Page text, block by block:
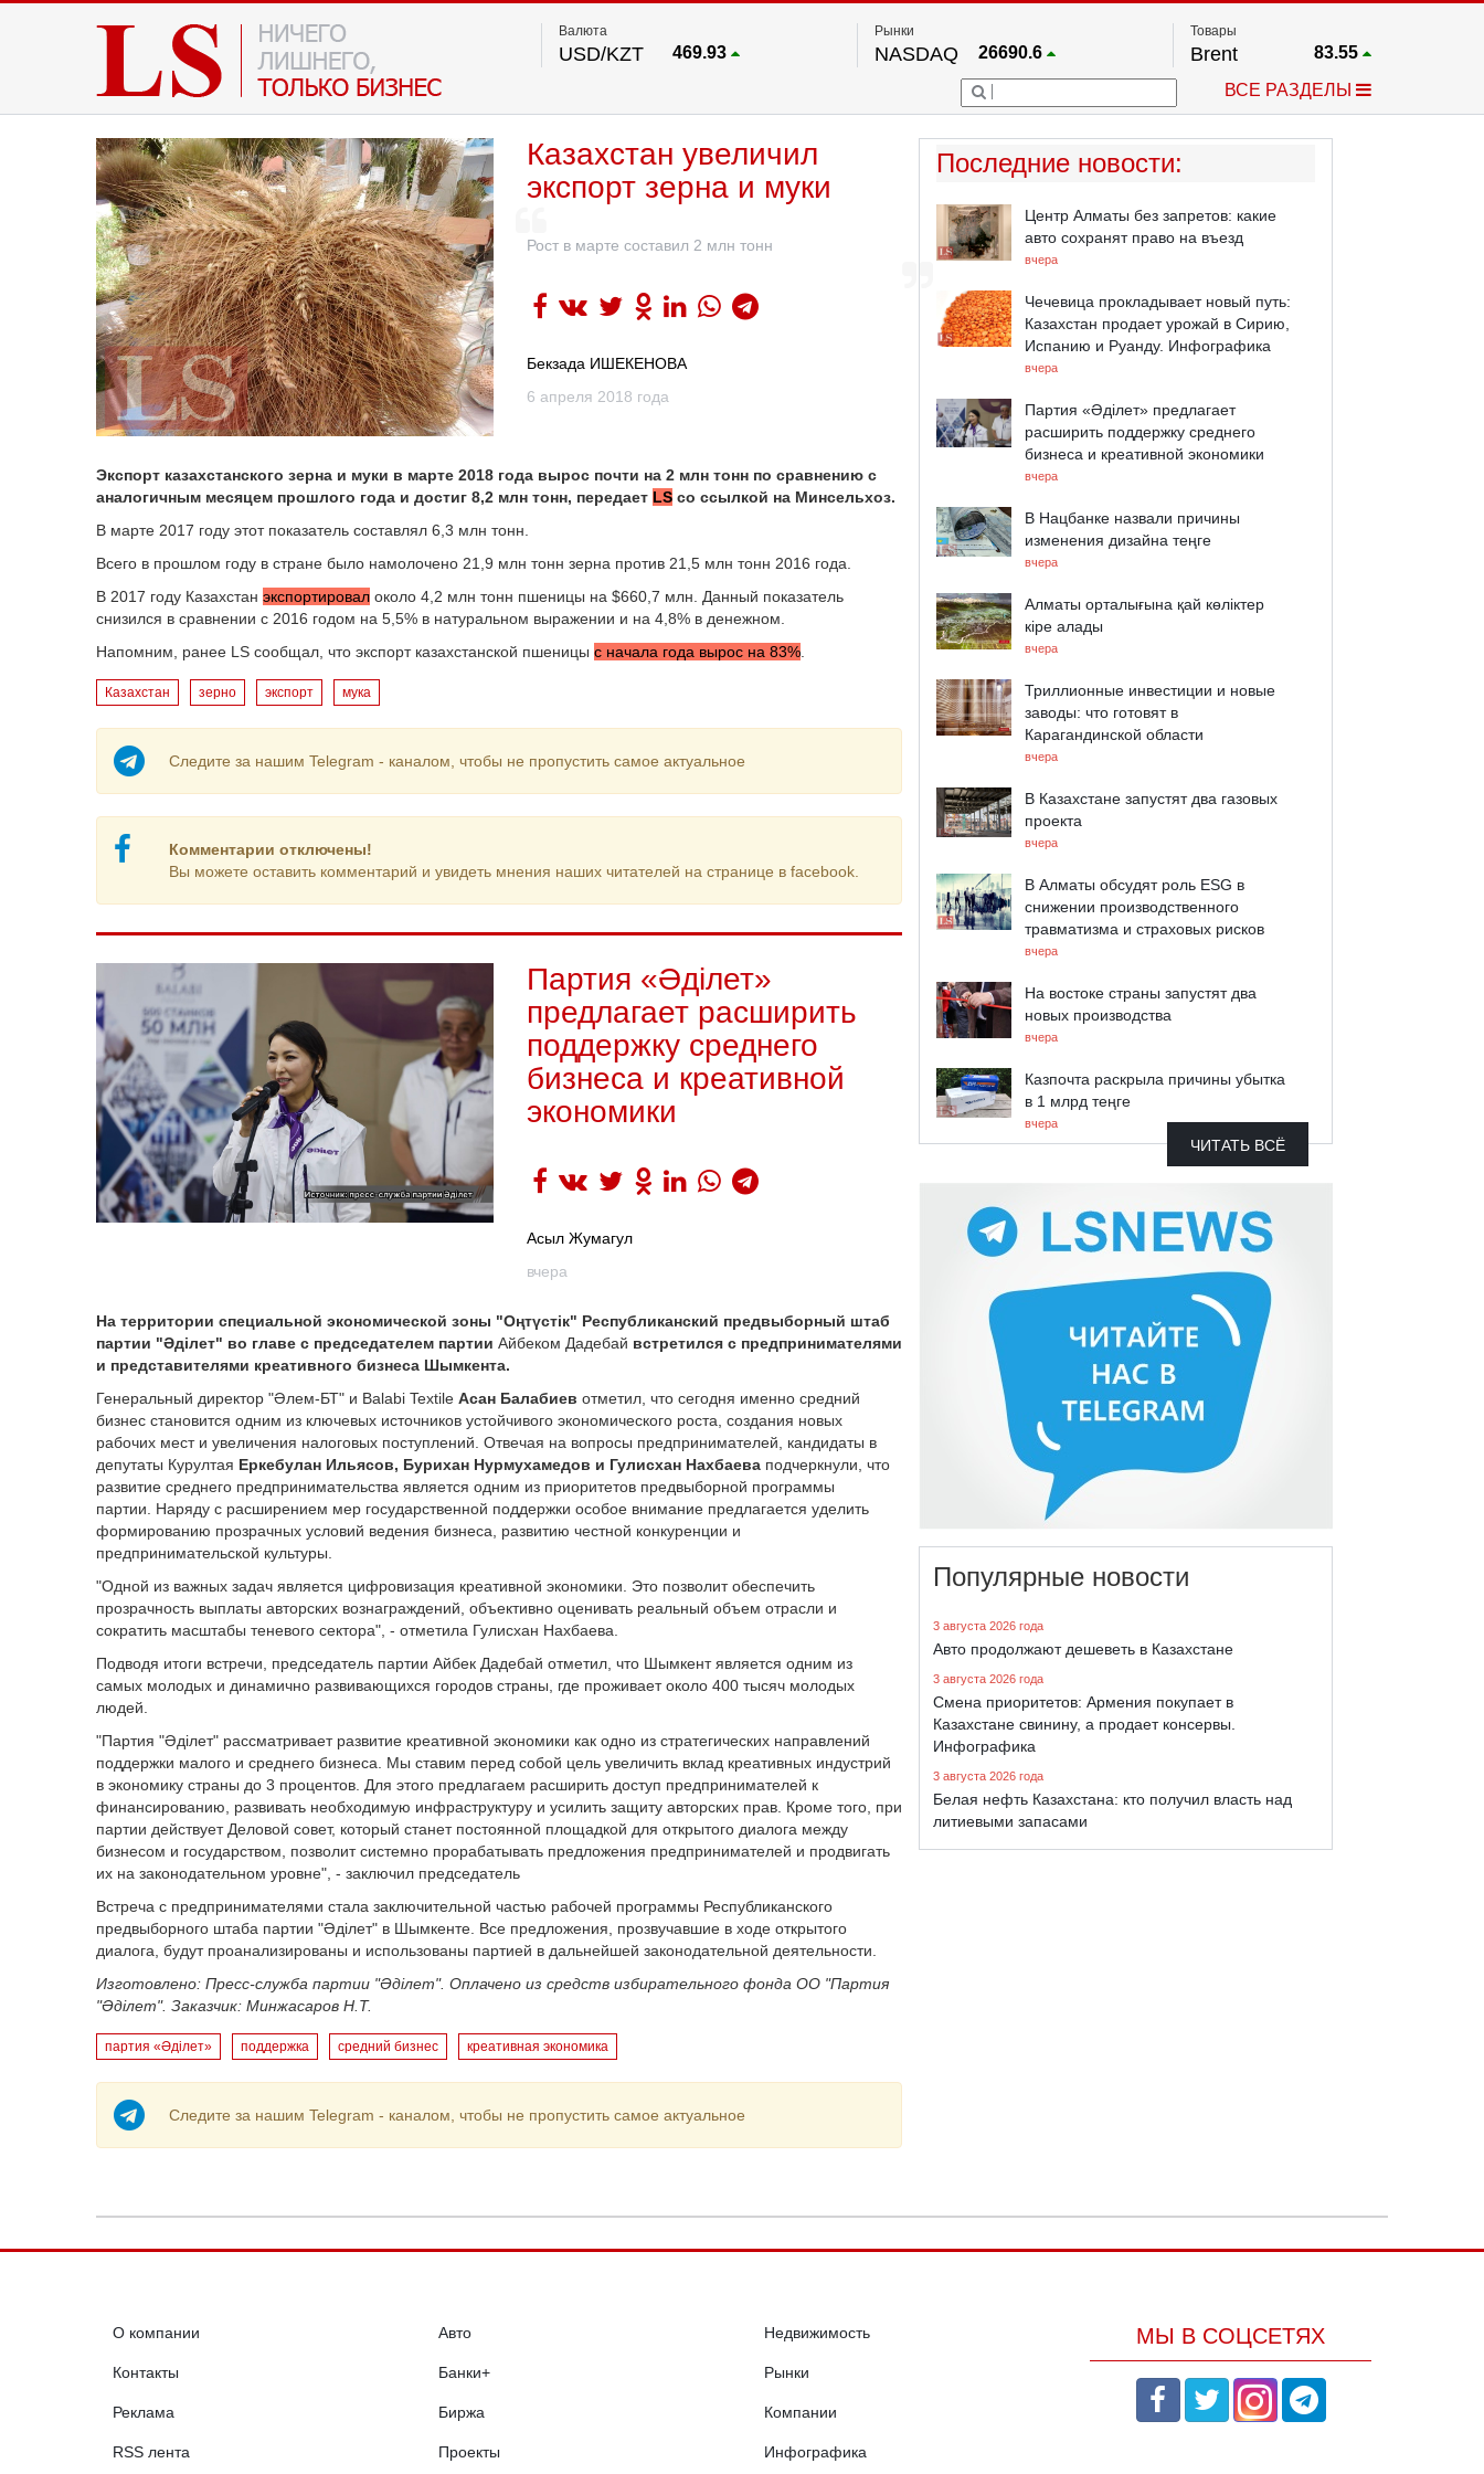
Валюта
USD/KZT 469.93
Рынки
NASDAQ 26690.6
FTSE 100 67.17
54036.9
S&P 500
24595.2
Товары
Brent 83.55
Платина
2.662
ВСЕ РАЗДЕЛЫ
Казахстан увеличил
экспорт зерна и муки
Рост в марте составил 2 млн тонн
Бекзада ИШЕКЕНОВА
6 апреля 2018 года
Экспорт казахстанского зерна и муки в марте 2018 года вырос почти на 2 млн тонн по сравнению с
аналогичным месяцем прошлого года и достиг 8,2 млн тонн, передает LS со ссылкой на Минсельхоз.
В марте 2017 году этот показатель составлял 6,3 млн тонн.
Всего в прошлом году в стране было намолочено 21,9 млн тонн зерна против 21,5 млн тонн 2016 года.
В 2017 году Казахстан экспортировал около 4,2 млн тонн пшеницы на $660,7 млн. Данный показатель
снизился в сравнении с 2016 годом на 5,5% в натуральном выражении и на 4,8% в денежном.
Напомним, ранее LS сообщал, что экспорт казахстанской пшеницы с начала года вырос на 83%
Казахстан зерно экспорт мука
Следите за нашим Telegram - каналом, чтобы не пропустить самое актуальное
Комментарии отключены!
Вы можете оставить комментарий и увидеть мнения наших читателей на странице в facebook.
Партия «Әділет»
предлагает расширить
поддержку среднего
бизнеса и креативной
экономики
Асыл Жумагул
вчера
На территории специальной экономической зоны "Оңтүстік" Республиканский предвыборный штаб
партии "Әділет" во главе с председателем партии Айбеком Дадебай встретился с предпринимателями
и представителями креативного бизнеса Шымкента.
Генеральный директор "Әлем-БТ" и Balabi Textile Асан Балабиев отметил, что сегодня именно средний
бизнес становится одним из ключевых источников устойчивого экономического роста, создания новых
рабочих мест и увеличения налоговых поступлений. Отвечая на вопросы предпринимателей, кандидаты в
депутаты Курултая Еркебулан Ильясов, Бурихан Нурмухамедов и Гулисхан Нахбаева подчеркнули, что
развитие среднего предпринимательства является одним из приоритетов предвыборной программы
партии. Наряду с расширением мер государственной поддержки особое внимание предлагается уделить
формированию прозрачных условий ведения бизнеса, развитию честной конкуренции и
предпринимательской культуры.
"Одной из важных задач является цифровизация креативной экономики. Это позволит обеспечить
прозрачность выплаты авторских вознаграждений, объективно оценивать реальный объем отрасли и
сократить масштабы теневого сектора" , - отметила Гулисхан Нахбаева.
Подводя итоги встречи, председатель партии Айбек Дадебай отметил, что Шымкент является одним из
самых молодых и динамично развивающихся городов страны, где проживает около 400 тысяч молодых
людей.
"Партия "Әділет" рассматривает развитие креативной экономики как одно из стратегических направлений
поддержки малого и среднего бизнеса. Мы ставим перед собой цель увеличить вклад креативных индустрий
в экономику страны до 3 процентов. Для этого предлагаем расширить доступ предпринимателей к
финансированию, развивать необходимую инфраструктуру и усилить защиту авторских прав. Кроме того, при
партии действует Деловой совет, который станет постоянной площадкой для открытого диалога между
бизнесом и государством, позволит системно прорабатывать предложения предпринимателей и продвигать
их на законодательном уровне" , - заключил председатель
Встреча с предпринимателями стала заключительной частью рабочей программы Республиканского
предвыборного штаба партии "Әділет" в Шымкенте. Все предложения, прозвучавшие в ходе открытого
диалога, будут проанализированы и использованы партией в дальнейшей законодательной деятельности.
Изготовлено: Пресс-служба партии "Әділет". Оплачено из средств избирательного фонда ОО "Партия
"Әділет". Заказчик: Минжасаров Н.Т.
партия «Әділет» поддержка средний бизнес креативная экономика
Следите за нашим Telegram - каналом, чтобы не пропустить самое актуальное
Последние новости:
Центр Алматы без запретов: какие
авто сохранят право на въезд
вчера
Чечевица прокладывает новый путь:
Казахстан продает урожай в Сирию,
Испанию и Руанду. Инфографика
вчера
Партия «Әділет» предлагает
расширить поддержку среднего
бизнеса и креативной экономики
вчера
В Нацбанке назвали причины
изменения дизайна теңге
вчера
Алматы орталығына қай көліктер
кіре алады
вчера
Триллионные инвестиции и новые
заводы: что готовят в
Карагандинской области
вчера
В Казахстане запустят два газовых
проекта
вчера
В Алматы обсудят роль ESG в
снижении производственного
травматизма и страховых рисков
вчера
На востоке страны запустят два
новых производства
вчера
Казпочта раскрыла причины убытка
в 1 млрд теңге
вчера
ЧИТАТЬ ВСЁ
Популярные новости
3 августа 2026 года
Авто продолжают дешеветь в Казахстане
3 августа 2026 года
Смена приоритетов: Армения покупает в
Казахстане свинину, а продает консервы.
Инфографика
3 августа 2026 года
Белая нефть Казахстана: кто получил власть над
литиевыми запасами
О компании
Контакты
Реклама
RSS лента
Авто
Банки+
Биржа
Проекты
Недвижимость
Рынки
Компании
Инфографика
МЫ В СОЦСЕТЯХ